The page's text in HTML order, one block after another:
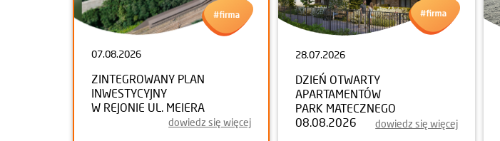
07.08.2026
ZINTEGROWANY PLAN
INWESTYCYJNY
W REJONIE UL. MEIERA
dowiedz się więcej
28.07.2026
DZIEŃ OTWARTY
APARTAMENTÓW
PARK MATECZNEGO
08.08.2026
dowiedz się więcej